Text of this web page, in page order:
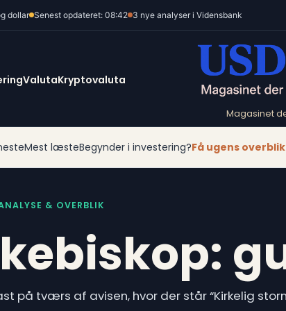
dollar Senest opdateret: 08:42 3 nye analyser i Vidensbank
ValutaKryptovaluta
Magasinet
Mest læsteBegynder i investering?Få ugens overblik
& OVERBLIK
på tværs af avisen, hvor der står “Kirkelig